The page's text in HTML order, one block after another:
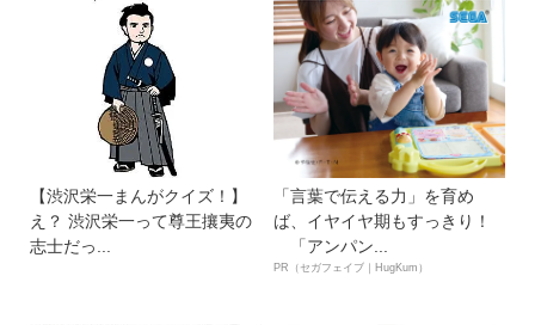
【渋沢栄一まんがクイズ！】
え？ 渋沢栄一って尊王攘夷の
志士だっ...
「言葉で伝える力」を育め
ば、イヤイヤ期もすっきり！
「アンパン...
PR（セガフェイブ｜HugKum）